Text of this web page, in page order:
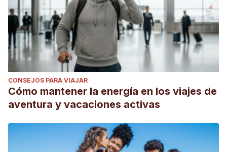
CONSEJOS PARA VIAJAR
Cómo mantener la energía en los viajes de
aventura y vacaciones activas